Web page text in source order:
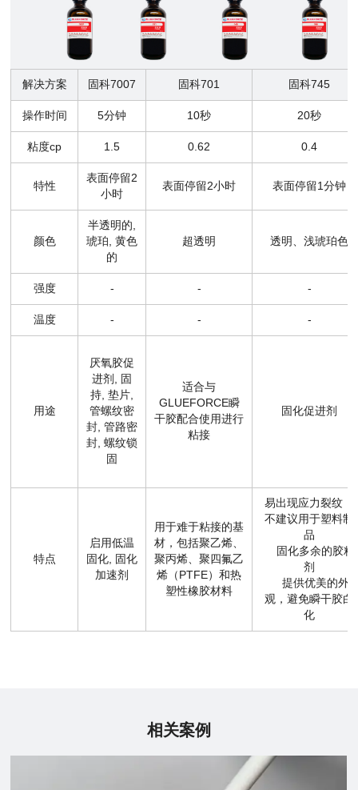
解决方案 固科7007 固科701 固科745
操作时间 5分钟 10秒 20秒
粘度cp 1.5 0.62 0.4
特性
表面停留2
小时
表面停留2小时 表面停留1分钟
颜色
半透明的,
琥珀, 黄色
的
超透明 透明、浅琥珀色
强度 - - -
温度 - - -
用途
厌氧胶促
进剂, 固
持, 垫片,
管螺纹密
封, 管路密
封, 螺纹锁
固
适合与
GLUEFORCE瞬
干胶配合使用进行
粘接
固化促进剂
特点
启用低温
固化, 固化
加速剂
用于难于粘接的基
材，包括聚乙烯、
聚丙烯、聚四氟乙
烯（PTFE）和热
塑性橡胶材料
易出现应力裂纹，
不建议用于塑料制
品
固化多余的胶粘
剂
提供优美的外
观，避免瞬干胶白
化
相关案例